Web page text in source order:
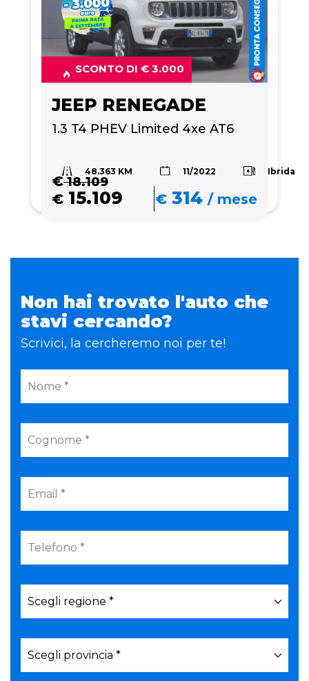
SCONTO DI € 3.000
JEEP RENEGADE
1.3 T4 PHEV Limited 4xe AT6
48.363 KM 11/2022 Ibrida
€18.109
€ 15.109 € 314 /mese
Non hai trovato l'auto che
stavi cercando?
Scrivici, la cercheremo noi per te!